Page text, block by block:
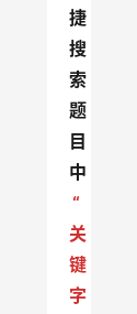
捷
搜
索
题
目
中
“
关
键
字